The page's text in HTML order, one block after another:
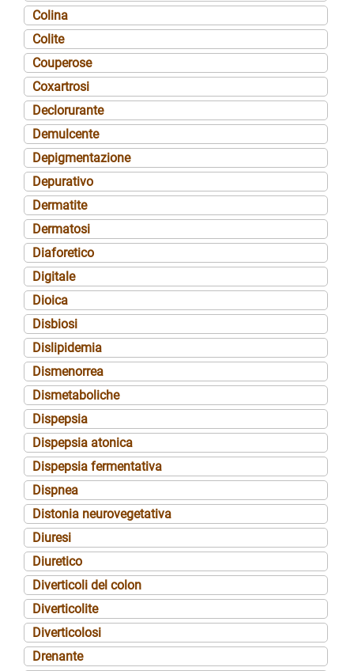
Colina
Colite
Couperose
Coxartrosi
Declorurante
Demulcente
Depigmentazione
Depurativo
Dermatite
Dermatosi
Diaforetico
Digitale
Dioica
Disbiosi
Dislipidemia
Dismenorrea
Dismetaboliche
Dispepsia
Dispepsia atonica
Dispepsia fermentativa
Dispnea
Distonia neurovegetativa
Diuresi
Diuretico
Diverticoli del colon
Diverticolite
Diverticolosi
Drenante